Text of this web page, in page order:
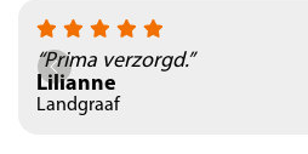
“Prima verzorgd.”
Lilianne
Landgraaf